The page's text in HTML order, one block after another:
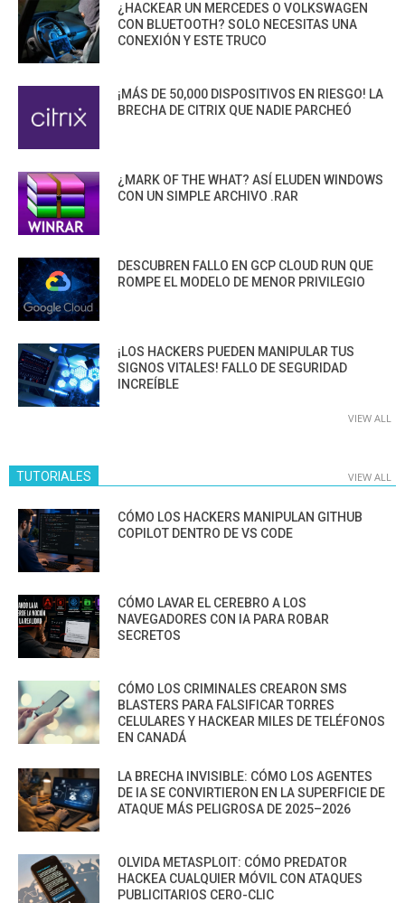
¿HACKEAR UN MERCEDES O VOLKSWAGEN
CON BLUETOOTH? SOLO NECESITAS UNA
CONEXIÓN Y ESTE TRUCO
¡MÁS DE 50,000 DISPOSITIVOS EN RIESGO! LA
BRECHA DE CITRIX QUE NADIE PARCHEÓ
¿MARK OF THE WHAT? ASÍ ELUDEN WINDOWS
CON UN SIMPLE ARCHIVO .RAR
DESCUBREN FALLO EN GCP CLOUD RUN QUE
ROMPE EL MODELO DE MENOR PRIVILEGIO
¡LOS HACKERS PUEDEN MANIPULAR TUS
SIGNOS VITALES! FALLO DE SEGURIDAD
INCREÍBLE
VIEW ALL
TUTORIALES VIEW ALL
CÓMO LOS HACKERS MANIPULAN GITHUB
COPILOT DENTRO DE VS CODE
CÓMO LAVAR EL CEREBRO A LOS
NAVEGADORES CON IA PARA ROBAR
SECRETOS
CÓMO LOS CRIMINALES CREARON SMS
BLASTERS PARA FALSIFICAR TORRES
CELULARES Y HACKEAR MILES DE TELÉFONOS
EN CANADÁ
LA BRECHA INVISIBLE: CÓMO LOS AGENTES
DE IA SE CONVIRTIERON EN LA SUPERFICIE DE
ATAQUE MÁS PELIGROSA DE 2025–2026
OLVIDA METASPLOIT: CÓMO PREDATOR
HACKEA CUALQUIER MÓVIL CON ATAQUES
PUBLICITARIOS CERO-CLIC